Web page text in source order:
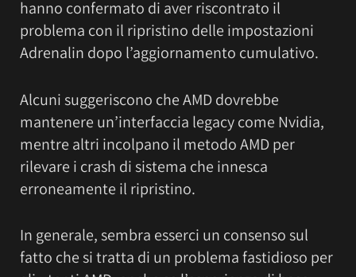
hanno confermato di aver riscontrato il
problema con il ripristino delle impostazioni
Adrenalin dopo l’aggiornamento cumulativo.
Alcuni suggeriscono che AMD dovrebbe
mantenere un’interfaccia legacy come Nvidia,
mentre altri incolpano il metodo AMD per
rilevare i crash di sistema che innesca
erroneamente il ripristino.
In generale, sembra esserci un consenso sul
fatto che si tratta di un problema fastidioso per